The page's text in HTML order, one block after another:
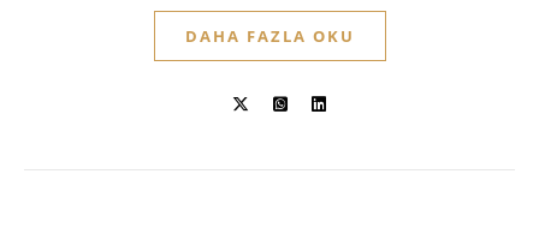
DAHA FAZLA OKU